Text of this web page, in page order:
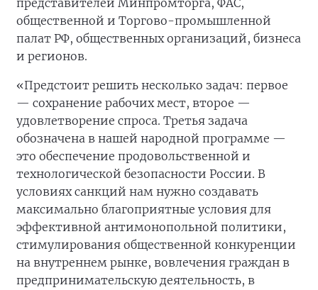
представителей Минпромторга, ФАС,
общественной и Торгово-промышленной
палат РФ, общественных организаций, бизнеса
и регионов.
«Предстоит решить несколько задач: первое
— сохранение рабочих мест, второе —
удовлетворение спроса. Третья задача
обозначена в нашей народной программе —
это обеспечение продовольственной и
технологической безопасности России. В
условиях санкций нам нужно создавать
максимально благоприятные условия для
эффективной антимонопольной политики,
стимулирования общественной конкуренции
на внутреннем рынке, вовлечения граждан в
предпринимательскую деятельность, в